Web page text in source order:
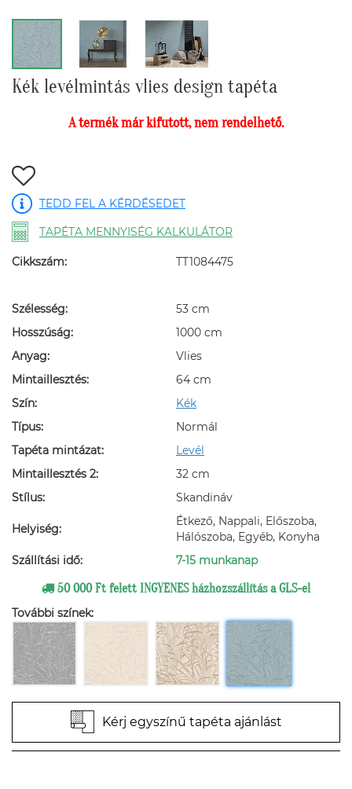
Kék levélmintás vlies design tapéta
A termék már kifutott, nem rendelhető.
TEDD FEL A KÉRDÉSEDET
TAPÉTA MENNYISÉG KALKULÁTOR
Cikkszám: TT1084475
Szélesség:
53 cm
Hosszúság:
1000 cm
Anyag:
Vlies
Mintaillesztés:
64 cm
Szín:
Kék
Típus:
Normál
Tapéta mintázat:
Levél
Mintaillesztés 2:
32 cm
Stílus:
Skandináv
Helyiség:
Étkező, Nappali, Előszoba,
Hálószoba, Egyéb, Konyha
Szállítási idő:
7-15 munkanap
50 000 Ft felett INGYENES házhozszállítás a GLS-el
További színek:
Kérj egyszínű tapéta ajánlást